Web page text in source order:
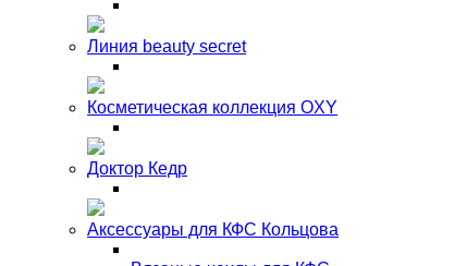
Линия beauty secret
Косметическая коллекция OXY
Доктор Кедр
Аксессуары для КФС Кольцова